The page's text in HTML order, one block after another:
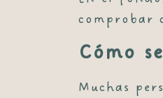
comprobar
Cómo
Muchas